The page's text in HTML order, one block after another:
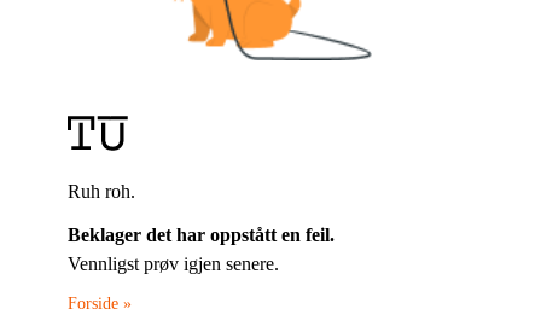
Ruh roh.
Beklager det har oppstått en feil.
Vennligst prøv igjen senere.
Forside »